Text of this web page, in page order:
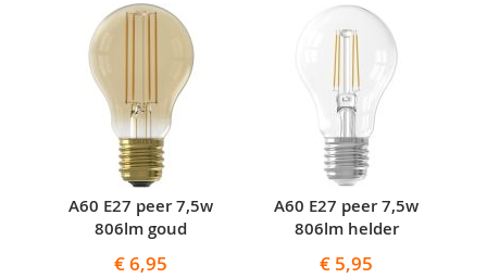
carousel
A60 E27 peer 7,5w
806lm goud
€ 6,95
A60 E27 peer 7,5w
806lm helder
€ 5,95